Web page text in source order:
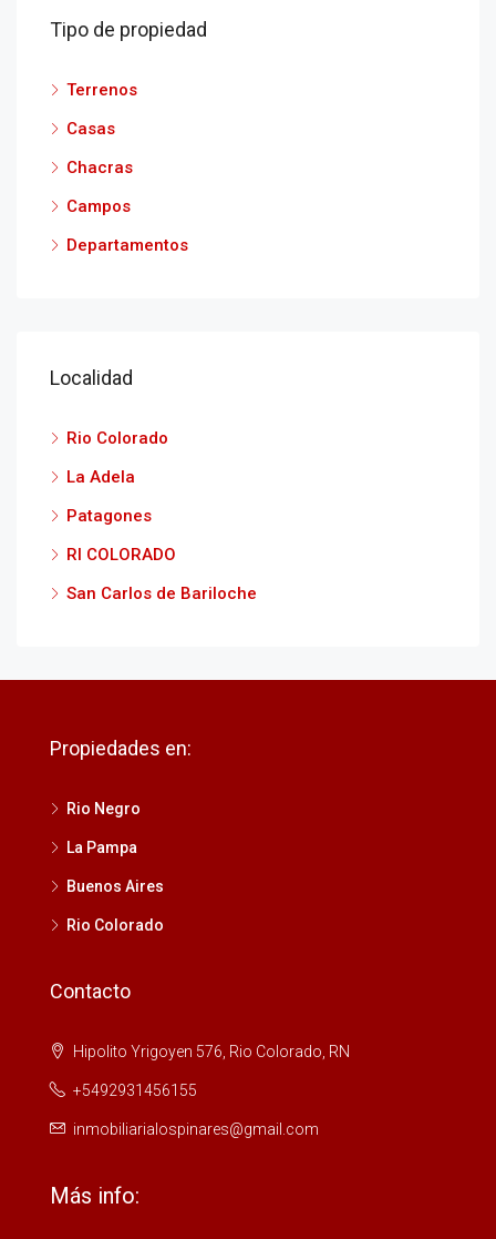
Tipo de propiedad
Terrenos
Casas
Chacras
Campos
Departamentos
Localidad
Rio Colorado
La Adela
Patagones
RI COLORADO
San Carlos de Bariloche
Propiedades en:
Rio Negro
La Pampa
Buenos Aires
Rio Colorado
Contacto
Hipolito Yrigoyen 576, Rio Colorado, RN
+5492931456155
inmobiliarialospinares@gmail.com
Más info: